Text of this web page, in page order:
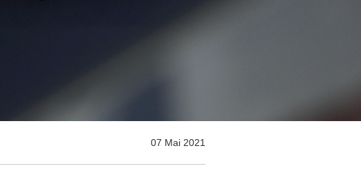
07 Mai 2021